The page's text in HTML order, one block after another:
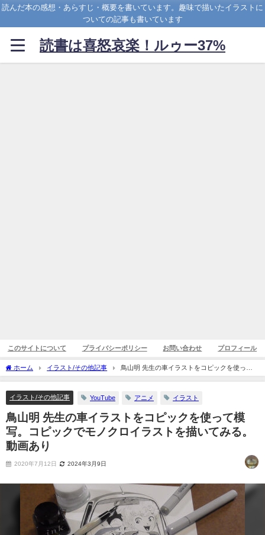
読んだ本の感想・あらすじ・概要を書いています。趣味で描いたイラストに
ついての記事も書いています
読書は喜怒哀楽！ルゥー37%
このサイトについて プライバシーポリシー お問い合わせ プロフィール
ホーム イラスト/その他記事
鳥山明 先生の車イラストをコピックを使って
模写。コピックでモノクロイラストを描いてみる。動画あり
イラスト/その他記事 YouTube アニメ イラスト
鳥山明 先生の車イラストをコピックを使って模
写。コピックでモノクロイラストを描いてみる。
動画あり
2020年7月12日 2024年3月9日